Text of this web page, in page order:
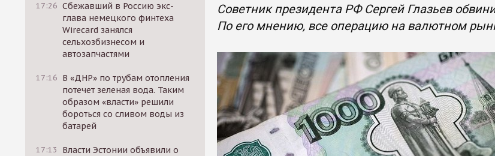
17:26 Сбежавший в Россию экс-
глава немецкого финтеха
Wirecard занялся
сельхозбизнесом и
автозапчастями
17:16 В «ДНР» по трубам отопления
потечет зеленая вода. Таким
образом «власти» решили
бороться со сливом воды из
батарей
17:13
Власти Эстонии объявили о
Советник президента РФ Сергей Глазьев
По его мнению, все операцию на валютном